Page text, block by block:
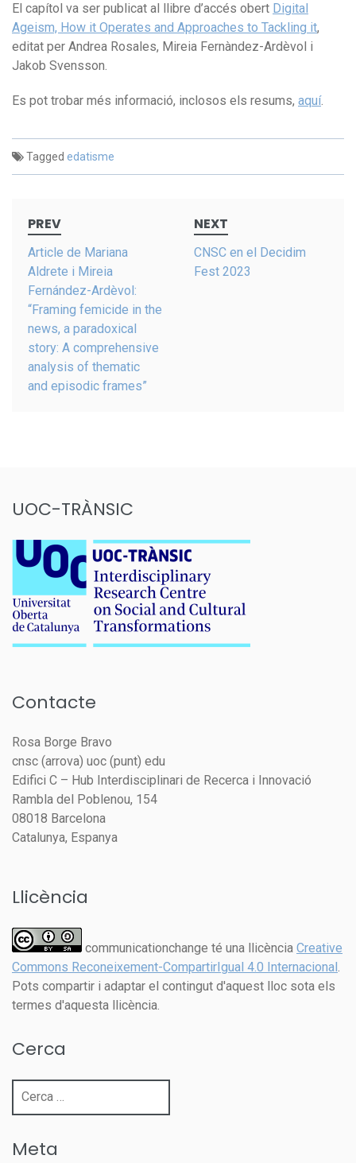
El capítol va ser publicat al llibre d’accés obert Digital
Ageism, How it Operates and Approaches to Tackling it,
editat per Andrea Rosales, Mireia Fernàndez-Ardèvol i
Jakob Svensson.
Es pot trobar més informació, inclosos els resums, aquí.
Tagged edatisme
navigation
PREV
Article de Mariana
Aldrete i Mireia
Fernández-Ardèvol:
“Framing femicide in the
news, a paradoxical
story: A comprehensive
analysis of thematic
and episodic frames”
NEXT
CNSC en el Decidim
Fest 2023
UOC-TRÀNSIC
Contacte
Rosa Borge Bravo
cnsc (arrova) uoc (punt) edu
Edifici C – Hub Interdisciplinari de Recerca i Innovació
Rambla del Poblenou, 154
08018 Barcelona
Catalunya, Espanya
Llicència
communicationchange té una llicència Creative
Commons Reconeixement-CompartirIgual 4.0 Internacional .
Pots compartir i adaptar el contingut d'aquest lloc sota els
termes d'aquesta llicència.
Cerca
Cerca:
Meta